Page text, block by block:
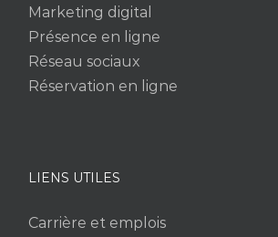
Marketing digital
Présence en ligne
Réseau sociaux
Réservation en ligne
LIENS UTILES
Carrière et emplois